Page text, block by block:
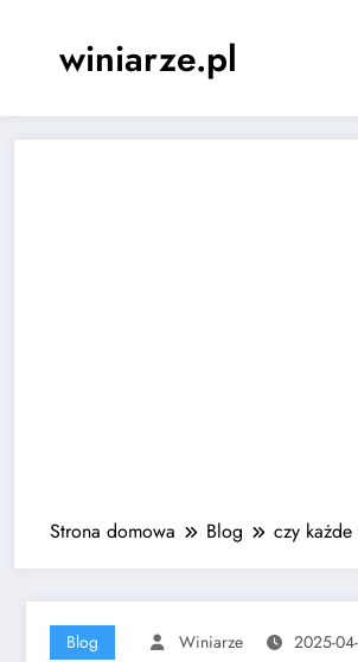
winiarze.pl
Strona domowa Blog czy
Blog Winiarze 2025-